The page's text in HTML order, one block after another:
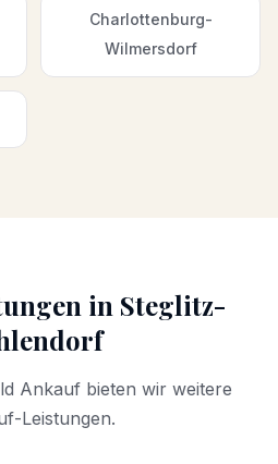
Charlottenburg-
Wilmersdorf
in Steglitz-
Ankauf bieten wir weitere
Leistungen.